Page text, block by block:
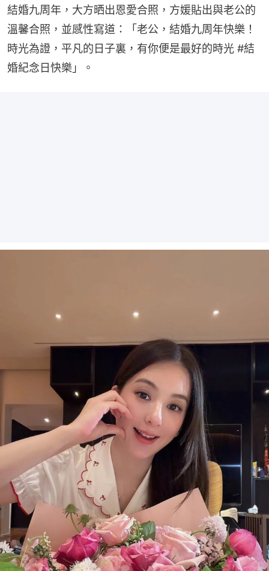
結婚九周年，大方晒出恩愛合照，方媛貼出與老公的
溫馨合照，並感性寫道：「老公，結婚九周年快樂！
時光為證，平凡的日子裏，有你便是最好的時光 #結
婚紀念日快樂」。